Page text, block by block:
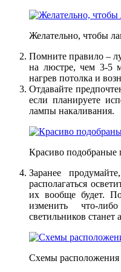
Желательно, чтобы
Помните правило –
на люстре, чем 3-5
нагрев потолка и
Отдавайте
если планируете
лампы накаливания.
Красиво подобраные
Заранее
располагаться
их вообще будет.
изменить что-
светильников станет
Схемы расположения